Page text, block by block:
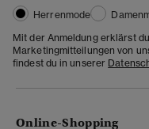
Herrenmode
Mit der Anmeldung erklärst
Marketingmitteilungen von
findest du in unserer
Online-Shopping